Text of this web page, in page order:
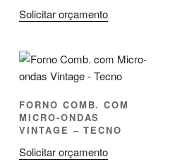
Solicitar orçamento
FORNO COMB. COM
MICRO-ONDAS
VINTAGE – TECNO
Solicitar orçamento